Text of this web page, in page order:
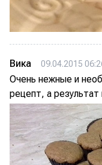
Вика 09.04.2015
Очень нежные и
рецепт, а